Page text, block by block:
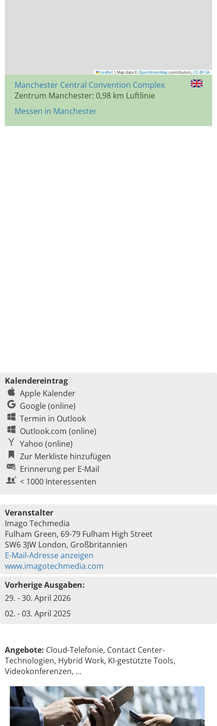
Leaflet | Map data © OpenStreetMap contributors, CC-BY-SA
Manchester Central Convention Complex
Zentrum Manchester: 0,98 km Luftlinie
Messen in Manchester
Kalendereintrag
Apple Kalender
Google (online)
Termin in Outlook
Outlook.com (online)
Yahoo (online)
Zur Merkliste hinzufügen
Erinnerung per E-Mail
< 1000 Interessenten
Veranstalter
Imago Techmedia
Fulham Green, 69-79 Fulham High Street
SW6 3JW London, Großbritannien
E-Mail-Adresse anzeigen
www.imagotechmedia.com
Vorherige Ausgaben:
29. - 30. April 2026
02. - 03. April 2025
Angebote: Cloud-Telefonie, Contact Center-
Technologien, Hybrid Work, KI-gestützte Tools,
Videokonferenzen, …